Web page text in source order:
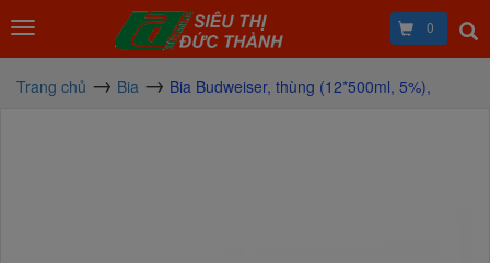
0
Trang chủ Bia Bia Budweiser, thùng (12*500ml, 5%),